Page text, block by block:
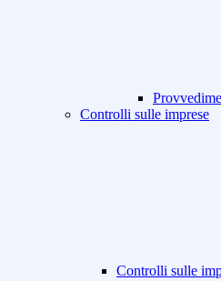
Controlli sulle imprese
Controlli sulle